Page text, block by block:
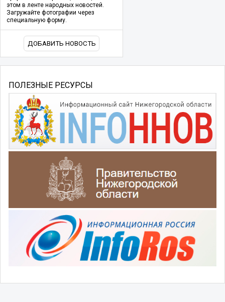
этом в ленте народных новостей.
Загружайте фотографии через
специальную форму.
ДОБАВИТЬ НОВОСТЬ
ПОЛЕЗНЫЕ РЕСУРСЫ